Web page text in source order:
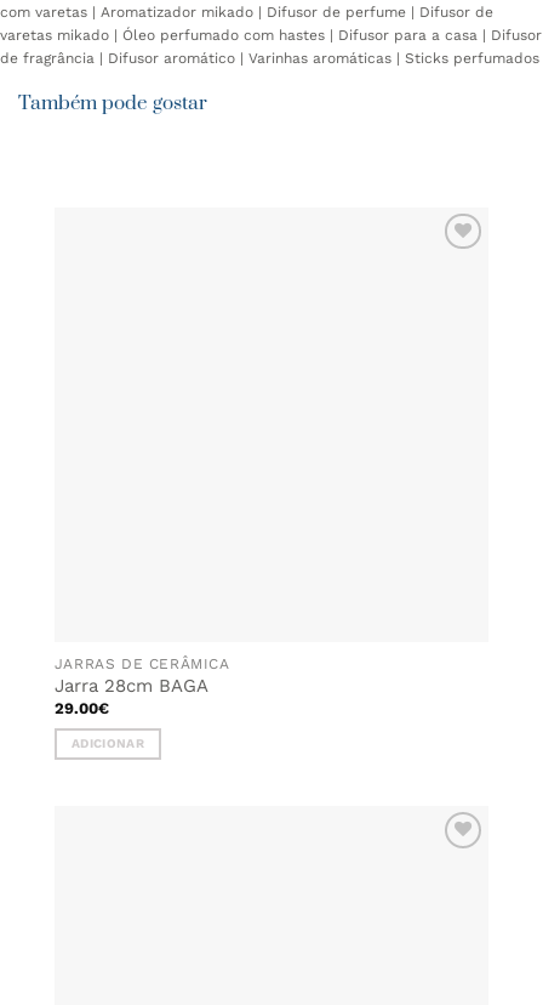
com varetas | Aromatizador mikado | Difusor de perfume | Difusor de
varetas mikado | Óleo perfumado com hastes | Difusor para a casa | Difusor
de fragrância | Difusor aromático | Varinhas aromáticas | Sticks perfumados
Também pode gostar
JARRAS DE CERÂMICA
Jarra 28cm BAGA
29.00€
ADICIONAR